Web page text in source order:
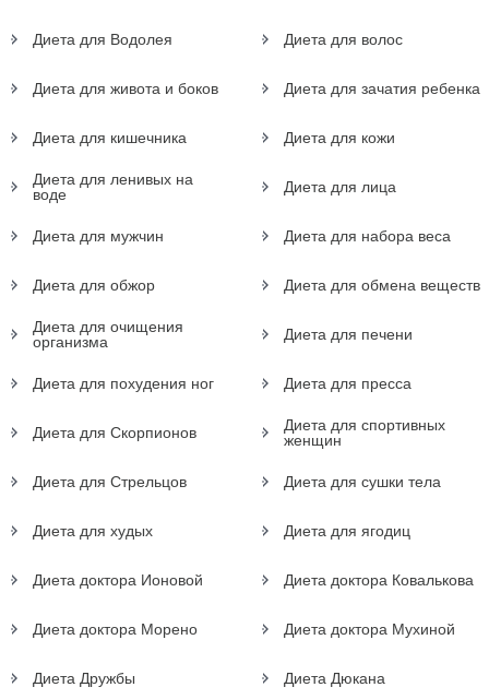
Диета для Водолея Диета для волос
Диета для живота и боков Диета для зачатия ребенка
Диета для кишечника Диета для кожи
Диета для ленивых на
воде
Диета для лица
Диета для мужчин Диета для набора веса
Диета для обжор Диета для обмена веществ
Диета для очищения
организма
Диета для печени
Диета для похудения ног Диета для пресса
Диета для Скорпионов
Диета для спортивных
женщин
Диета для Стрельцов Диета для сушки тела
Диета для худых Диета для ягодиц
Диета доктора Ионовой Диета доктора Ковалькова
Диета доктора Морено Диета доктора Мухиной
Диета Дружбы Диета Дюкана